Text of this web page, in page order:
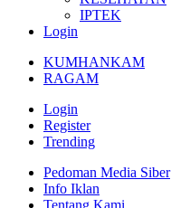
IPTEK
Login
KUMHANKAM
RAGAM
Login
Register
Trending
Pedoman Media Siber
Info Iklan